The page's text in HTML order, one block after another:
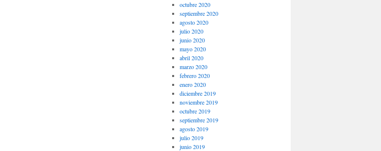
octubre 2020
septiembre 2020
agosto 2020
julio 2020
junio 2020
mayo 2020
abril 2020
marzo 2020
febrero 2020
enero 2020
diciembre 2019
noviembre 2019
octubre 2019
septiembre 2019
agosto 2019
julio 2019
junio 2019